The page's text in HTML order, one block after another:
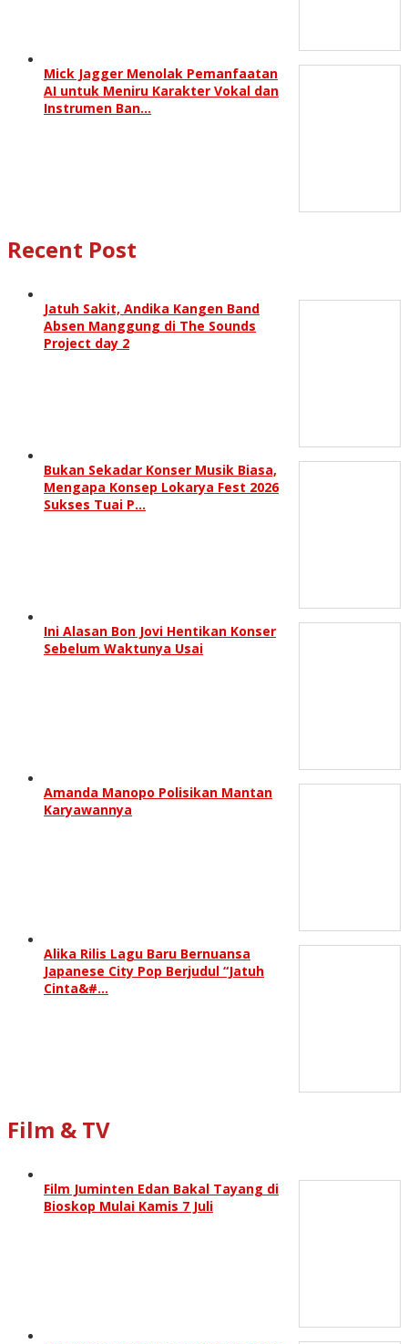
Mick Jagger Menolak Pemanfaatan
AI untuk Meniru Karakter Vokal dan
Instrumen Ban…
Recent Post
Jatuh Sakit, Andika Kangen Band
Absen Manggung di The Sounds
Project day 2
Bukan Sekadar Konser Musik Biasa,
Mengapa Konsep Lokarya Fest 2026
Sukses Tuai P…
Ini Alasan Bon Jovi Hentikan Konser
Sebelum Waktunya Usai
Amanda Manopo Polisikan Mantan
Karyawannya
Alika Rilis Lagu Baru Bernuansa
Japanese City Pop Berjudul “Jatuh
Cinta&#…
Film & TV
Film Juminten Edan Bakal Tayang di
Bioskop Mulai Kamis 7 Juli